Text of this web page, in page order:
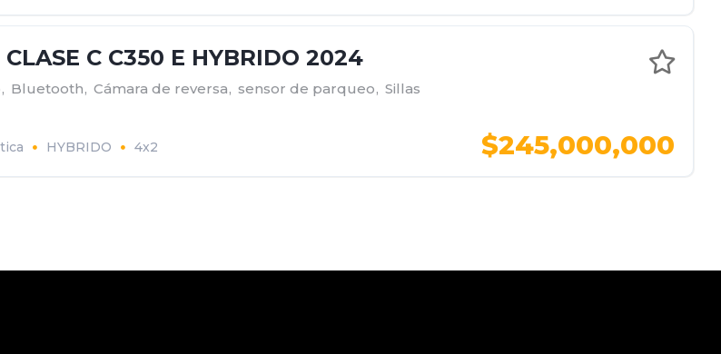
C C350 E HYBRIDO 2024
, Bluetooth, Cámara de reversa, sensor de parqueo, Sillas
HYBRIDO 4x2 $245,000,000